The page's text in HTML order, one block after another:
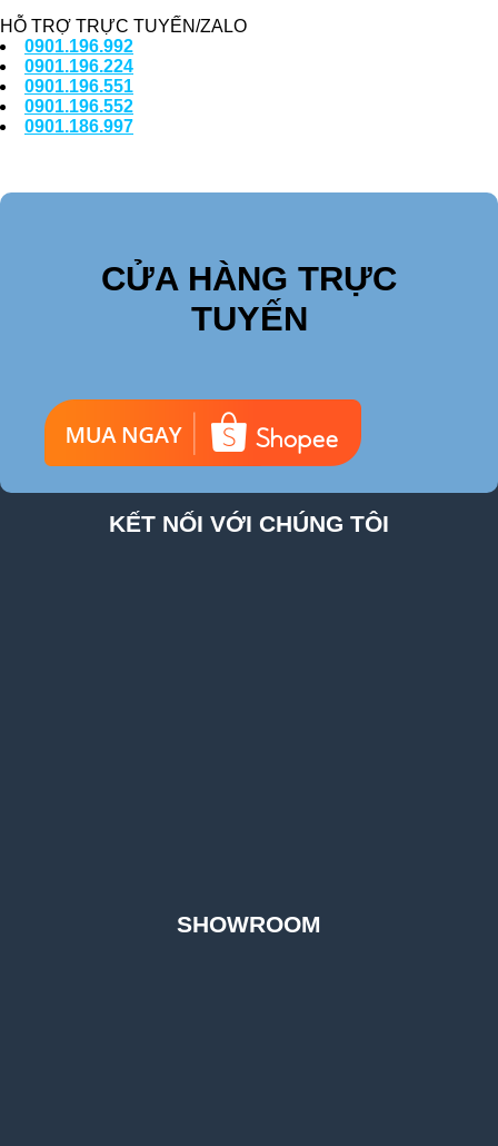
HỖ TRỢ TRỰC TUYẾN/ZALO
0901.196.992
0901.196.224
0901.196.551
0901.196.552
0901.186.997
CỬA HÀNG TRỰC
TUYẾN
KẾT NỐI VỚI CHÚNG TÔI
SHOWROOM